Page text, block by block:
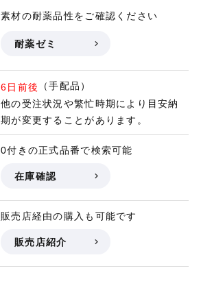
素材の耐薬品性をご確認ください
耐薬ゼミ
6日前後
（手配品）
他の受注状況や繁忙時期により目安納
期が変更することがあります。
0付きの正式品番で検索可能
在庫確認
販売店経由の購入も可能です
販売店紹介